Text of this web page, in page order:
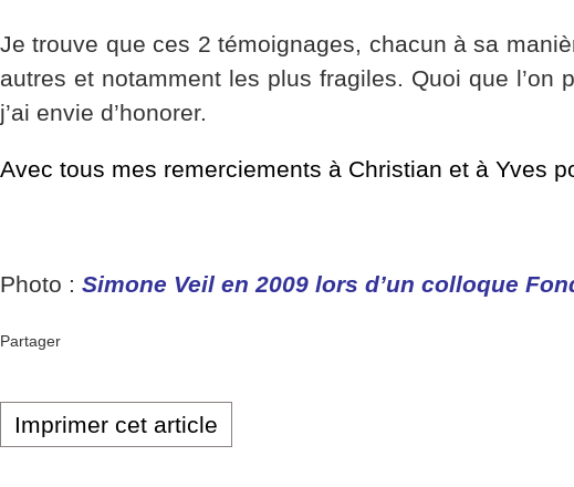
Je trouve que ces 2 témoignages, chacun à sa
autres et notamment les plus fragiles. Quoi que l’on
j’ai envie d’honorer.
Avec tous mes remerciements à Christian et à Yves
Photo : Simone Veil en 2009 lors d’un colloque
Partager
Imprimer cet article